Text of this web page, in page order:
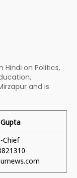
Hindi on Politics,
and is
Chief